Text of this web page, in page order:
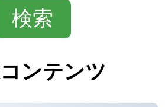
ンテンツ